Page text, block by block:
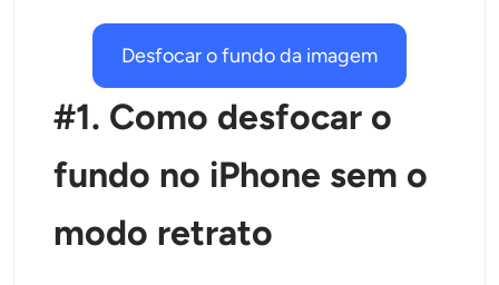
Criador de fotos para passaporte
Ferramentas de vídeo
Efeitos de vídeo
Aprimorador de vídeo
Desfocar o fundo da imagem
#1. Como desfocar o
fundo no iPhone sem o
modo retrato